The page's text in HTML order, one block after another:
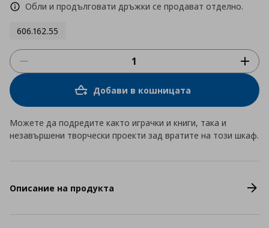
Обли и продълговати дръжки се продават отделно.
606.162.55
Добави в кошницата
Можете да подредите както играчки и книги, така и
незавършени творчески проекти зад вратите на този шкаф.
Описание на продукта